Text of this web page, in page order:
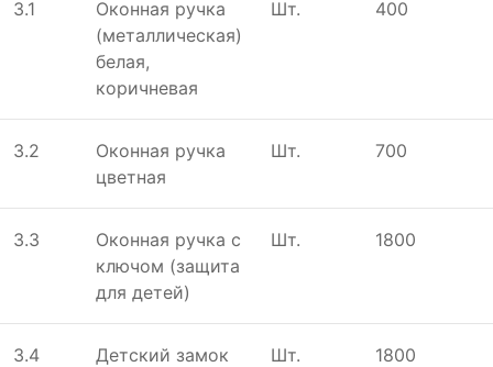
3.1
Оконная ручка
(металлическая)
белая,
коричневая
Шт. 400
3.2
Оконная ручка
цветная
Шт. 700
3.3
Оконная ручка с
ключом (защита
для детей)
Шт. 1800
3.4
Детский замок
Шт. 1800